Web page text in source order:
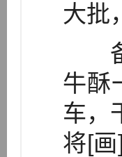
大批
备
牛酥
车，
将[